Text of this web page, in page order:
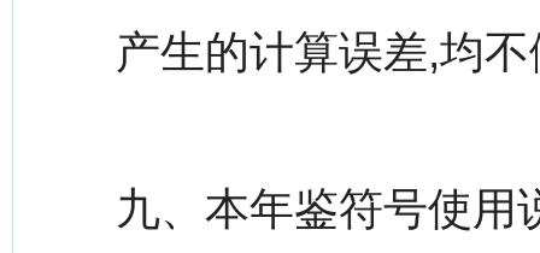
产生的计算误差,均
九、本年鉴符号使用